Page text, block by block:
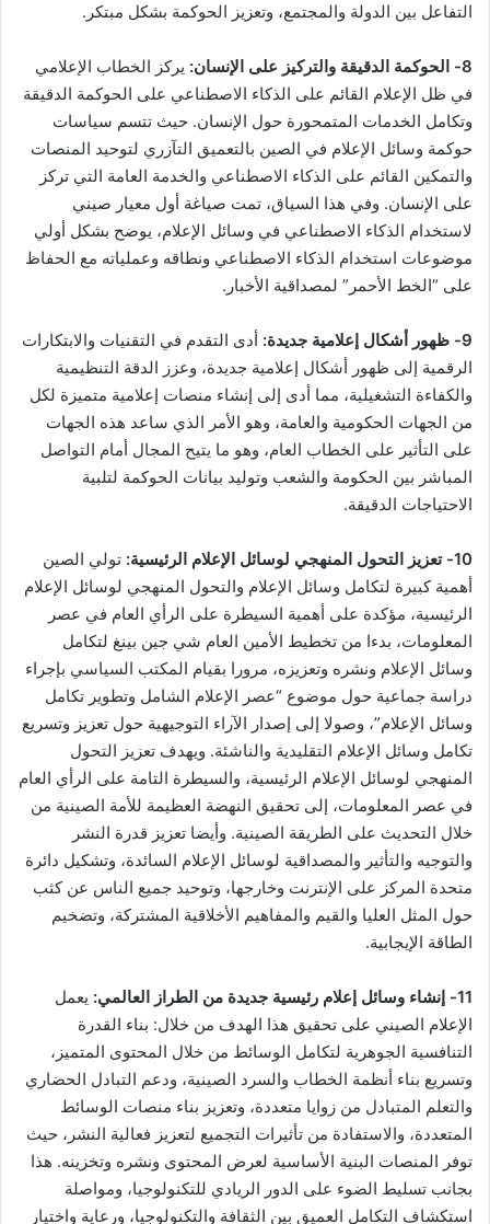
التفاعل بين الدولة والمجتمع، وتعزيز الحوكمة بشكل مبتكر.
8- الحوكمة الدقيقة والتركيز على الإنسان:
يركز الخطاب الإعلامي
في ظل الإعلام القائم على الذكاء الاصطناعي على الحوكمة الدقيقة
وتكامل الخدمات المتمحورة حول الإنسان. حيث تتسم سياسات
حوكمة وسائل الإعلام في الصين بالتعميق التآزري لتوحيد المنصات
والتمكين القائم على الذكاء الاصطناعي والخدمة العامة التي تركز
على الإنسان. وفي هذا السياق، تمت صياغة أول معيار صيني
لاستخدام الذكاء الاصطناعي في وسائل الإعلام، يوضح بشكل أولي
موضوعات استخدام الذكاء الاصطناعي ونطاقه وعملياته مع الحفاظ
على “الخط الأحمر” لمصداقية الأخبار.
9- ظهور أشكال إعلامية جديدة:
أدى التقدم في التقنيات والابتكارات
الرقمية إلى ظهور أشكال إعلامية جديدة، وعزز الدقة التنظيمية
والكفاءة التشغيلية، مما أدى إلى إنشاء منصات إعلامية متميزة لكل
من الجهات الحكومية والعامة، وهو الأمر الذي ساعد هذه الجهات
على التأثير على الخطاب العام، وهو ما يتيح المجال أمام التواصل
المباشر بين الحكومة والشعب وتوليد بيانات الحوكمة لتلبية
الاحتياجات الدقيقة.
10- تعزيز التحول المنهجي لوسائل الإعلام الرئيسية:
تولي الصين
أهمية كبيرة لتكامل وسائل الإعلام والتحول المنهجي لوسائل الإعلام
الرئيسية، مؤكدة على أهمية السيطرة على الرأي العام في عصر
المعلومات، بدءا من تخطيط الأمين العام شي جين بينغ لتكامل
وسائل الإعلام ونشره وتعزيزه، مرورا بقيام المكتب السياسي بإجراء
دراسة جماعية حول موضوع “عصر الإعلام الشامل وتطوير تكامل
وسائل الإعلام”، وصولا إلى إصدار الآراء التوجيهية حول تعزيز وتسريع
تكامل وسائل الإعلام التقليدية والناشئة. ويهدف تعزيز التحول
المنهجي لوسائل الإعلام الرئيسية، والسيطرة التامة على الرأي العام
في عصر المعلومات، إلى تحقيق النهضة العظيمة للأمة الصينية من
خلال التحديث على الطريقة الصينية. وأيضا تعزيز قدرة النشر
والتوجيه والتأثير والمصداقية لوسائل الإعلام السائدة، وتشكيل دائرة
متحدة المركز على الإنترنت وخارجها، وتوحيد جميع الناس عن كثب
حول المثل العليا والقيم والمفاهيم الأخلاقية المشتركة، وتضخيم
الطاقة الإيجابية.
11- إنشاء وسائل إعلام رئيسية جديدة من الطراز العالمي:
يعمل
الإعلام الصيني على تحقيق هذا الهدف من خلال: بناء القدرة
التنافسية الجوهرية لتكامل الوسائط من خلال المحتوى المتميز،
وتسريع بناء أنظمة الخطاب والسرد الصينية، ودعم التبادل الحضاري
والتعلم المتبادل من زوايا متعددة، وتعزيز بناء منصات الوسائط
المتعددة، والاستفادة من تأثيرات التجميع لتعزيز فعالية النشر، حيث
توفر المنصات البنية الأساسية لعرض المحتوى ونشره وتخزينه. هذا
بجانب تسليط الضوء على الدور الريادي للتكنولوجيا، ومواصلة
استكشاف التكامل العميق بين الثقافة والتكنولوجيا، ورعاية واختيار